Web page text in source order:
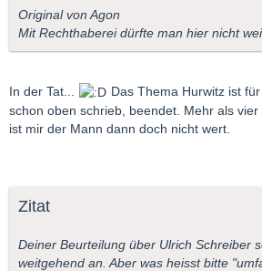
Original von Agon
Mit Rechthaberei dürfte man hier nicht
In der Tat...
Das Thema Hurwitz ist
schon oben schrieb, beendet. Mehr als
ist mir der Mann dann doch nicht wert.
Zitat
Deiner Beurteilung über Ulrich Schreiber
weitgehend an. Aber was heisst bitte